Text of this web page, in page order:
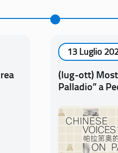
13 Luglio
(lug-ott)
Palladio” a